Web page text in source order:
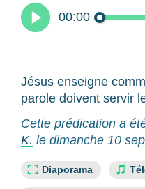
00:00
Jésus enseigne
parole doivent servir
Cette prédication a
K. le dimanche 10
Lien slide :
Diaporama